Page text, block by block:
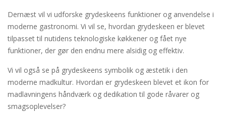
Dernæst vil vi udforske grydeskeens funktioner og anvendelse i
moderne gastronomi. Vi vil se, hvordan grydeskeen er blevet
tilpasset til nutidens teknologiske køkkener og fået nye
funktioner, der gør den endnu mere alsidig og effektiv.
Vi vil også se på grydeskeens symbolik og æstetik i den
moderne madkultur. Hvordan er grydeskeen blevet et ikon for
madlavningens håndværk og dedikation til gode råvarer og
smagsoplevelser?